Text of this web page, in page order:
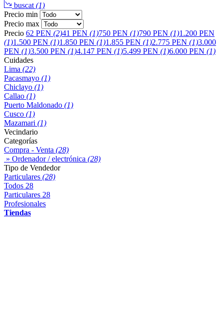
buscat (1)
Precio min
Precio max
Precio 62 PEN (2)41 PEN (1)750 PEN (1)790 PEN (1)1.200 PEN
(1)1.500 PEN (1)1.850 PEN (1)1.855 PEN (1)2.775 PEN (1)3.000
PEN (1)3.500 PEN (1)4.147 PEN (1)5.499 PEN (1)6.000 PEN (1)
Cuidades
Lima (22)
Pacasmayo (1)
Chiclayo (1)
Callao (1)
Puerto Maldonado (1)
Cusco (1)
Mazamari (1)
Vecindario
Categorías
Compra - Venta (28)
» Ordenador / electrónica (28)
Tipo de Vendedor
Particulares (28)
Todos 28
Particulares 28
Profesionales
Tiendas